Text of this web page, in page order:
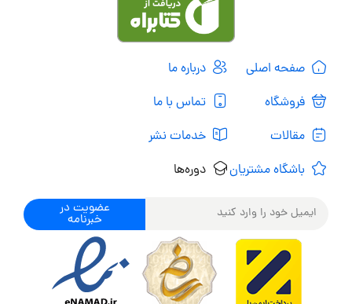
صفحه اصلی
فروشگاه
مقالات
باشگاه مشتریان
درباره ما
تماس با ما
خدمات نشر
دوره‌ها
عضویت در
خبرنامه